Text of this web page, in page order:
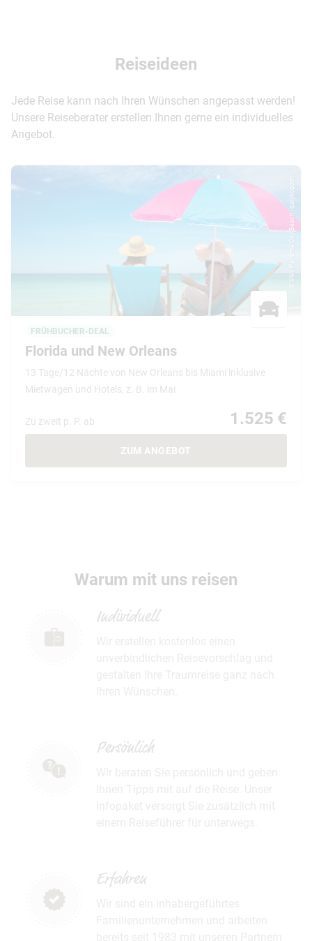
Reiseideen
Jede Reise kann nach Ihren Wünschen angepasst werden!
Unsere Reiseberater erstellen Ihnen gerne ein individuelles
Angebot.
© Visit Panama City Beach - garybogdon
FRÜHBUCHER-DEAL
Florida und New Orleans
13 Tage/12 Nächte von New Orleans bis Miami inklusive
Mietwagen und Hotels, z. B. im Mai
Zu zweit p. P. ab 1.525 €
ZUM ANGEBOT
Warum mit uns reisen
Individuell
Persönlich
Erfahren